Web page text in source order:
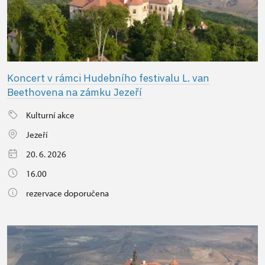
Koncert v rámci Hudebního festivalu L. van
Beethovena na zámku Jezeří
Kulturní akce
Jezeří
20. 6. 2026
16.00
rezervace doporučena